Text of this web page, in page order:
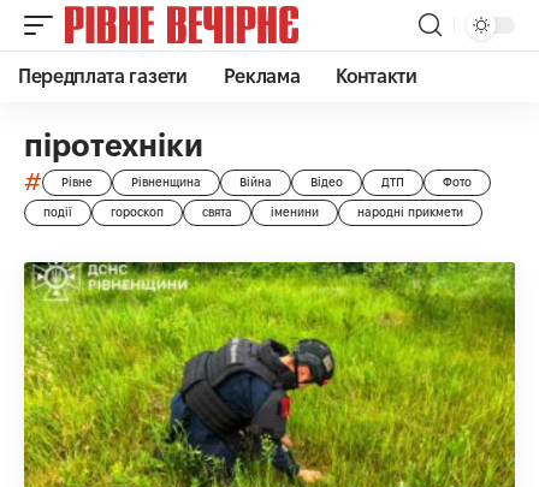
Передплата газети Реклама Контакти
піротехніки
# Рівне Рівненщина Війна Відео ДТП Фото
події гороскоп свята іменини народні прикмети